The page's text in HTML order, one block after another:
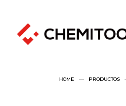
HOME PRODUCTOS